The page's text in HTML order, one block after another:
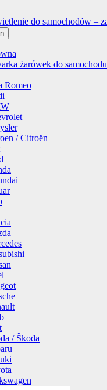
żarówek do samochodu
Romeo
/ Citroën
/ Škoda